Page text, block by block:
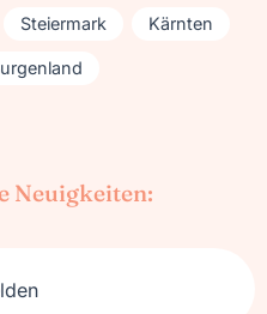
Steiermark Kärnten
Neuigkeiten: